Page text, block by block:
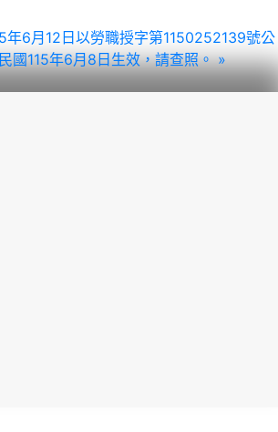
年6月12日以勞職授字第1150252139號公
國115年6月8日生效，請查照。 »